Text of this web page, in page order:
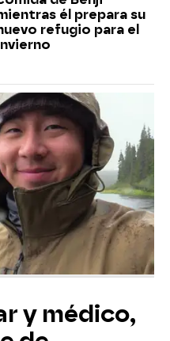
él prepara su
refugio para el
y médico,